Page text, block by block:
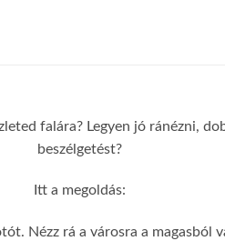
falára? Legyen jó ránézni,
beszélgetést?
Itt a megoldás:
Nézz rá a városra a magasból